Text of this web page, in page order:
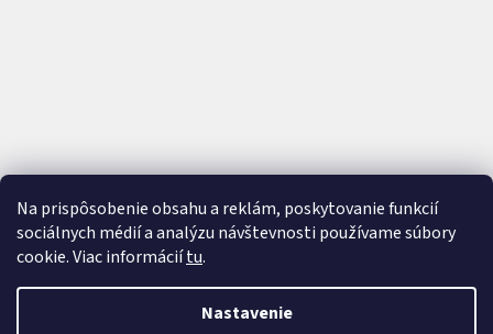
Na prispôsobenie obsahu a reklám, poskytovanie funkcií
sociálnych médií a analýzu návštevnosti používame súbory
cookie. Viac informáciítu.
Nastavenie